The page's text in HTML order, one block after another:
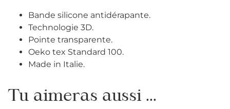
Bande silicone antidérapante.
Technologie 3D.
Pointe transparente.
Oeko tex Standard 100.
Made in Italie.
Tu aimeras aussi ...